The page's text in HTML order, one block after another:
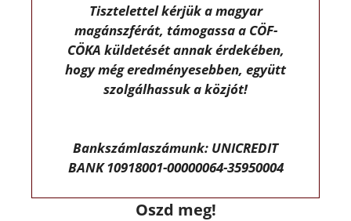
Tisztelettel kérjük a magyar
magánszférát, támogassa a CÖF-
CÖKA küldetését annak érdekében,
hogy még eredményesebben, együtt
szolgálhassuk a közjót!
Bankszámlaszámunk: UNICREDIT
BANK 10918001-00000064-35950004
Oszd meg!